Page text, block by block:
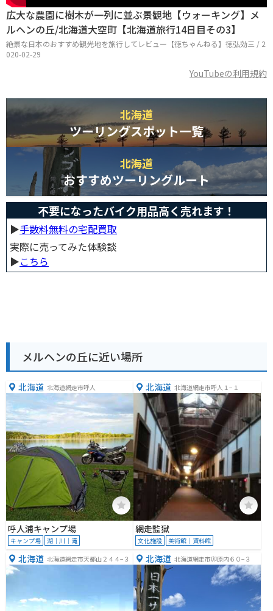
広大な農園に樹木が一列に並ぶ景観地【ウォーキング】メ
ルヘンの丘/北海道大空町【北海道旅行14日目その3】
絶景な日本のおすすめ観光地を旅行してレビュー【徳ちゃんねる】徳弘効三 / 2
020-02-29
YouTubeの利用規約
北海道
ツーリングスポット一覧
北海道
おすすめツーリングルート
不要になったバイク用品高く売れます！
▶︎手数料無料の宅配買取
実際に売ってみた体験談
▶︎こちら
メルヘンの丘に近い場所
北海道 北海道網走市呼人
呼人浦キャンプ場
キャンプ場 湖｜川｜滝
北海道 北海道網走市呼人１−１
網走監獄
文化施設 美術館｜資料館
北海道 北海道網走市天都山２４４−３ 北海道 北海道網走市卯原内６０−３